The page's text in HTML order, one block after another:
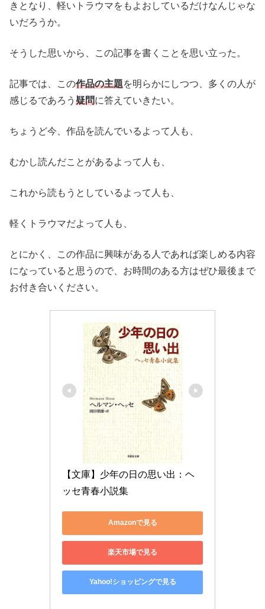
きとなり、軽いトラウマをもよおしているだけなんじゃな
いだろうか。
そうした思いから、この記事を書くことを思い立った。
記事では、この作品の主題を明らかにしつつ、多くの人が
感じるであろう 疑問に答えていきたい。
ちょうど今、作品を読んでいるよって人も、
むかし読んだことがあるよって人も、
これから読もうとしているよって人も、
軽くトラウマだよって人も、
とにかく、この作品に興味がある人であれば楽しめる内容
になっていると思うので、お時間のある方はぜひ最後まで
お付き合いください。
【文庫】少年の日の思い出：ヘ
ッセ青春小説集
Amazonで見る
楽天市場で見る
Yahoo!ショッピングで見る